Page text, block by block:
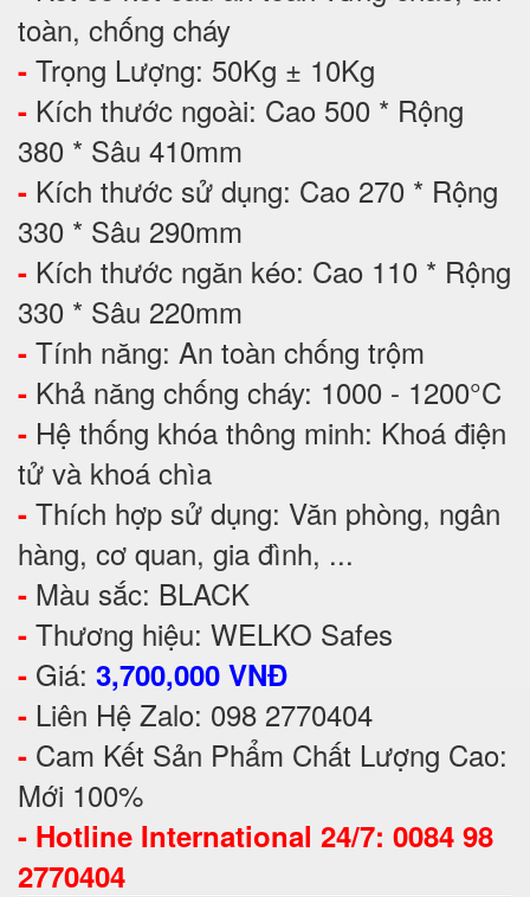
toàn, chống cháy
- Trọng Lượng: 50Kg ± 10Kg
- Kích thước ngoài: Cao 500 * Rộng
380 * Sâu 410mm
- Kích thước sử dụng: Cao 270 * Rộng
330 * Sâu 290mm
- Kích thước ngăn kéo: Cao 110 * Rộng
330 * Sâu 220mm
- Tính năng: An toàn chống trộm
- Khả năng chống cháy: 1000 - 1200°C
- Hệ thống khóa thông minh: Khoá điện
tử và khoá chìa
- Thích hợp sử dụng: Văn phòng, ngân
hàng, cơ quan, gia đình, ...
- Màu sắc: BLACK
- Thương hiệu: WELKO Safes
- Giá: 3,700,000 VNĐ
- Liên Hệ Zalo: 098 2770404
- Cam Kết Sản Phẩm Chất Lượng Cao:
Mới 100%
- Hotline International 24/7: 0084 98
2770404